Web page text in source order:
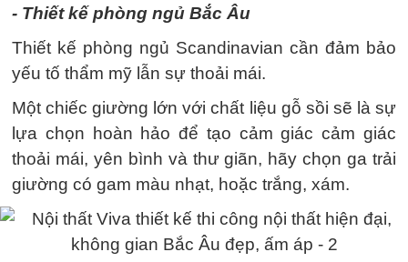
- Thiết kế phòng ngủ Bắc Âu
Thiết kế phòng ngủ Scandinavian cần đảm bảo
yếu tố thẩm mỹ lẫn sự thoải mái.
Một chiếc giường lớn với chất liệu gỗ sồi sẽ là sự
lựa chọn hoàn hảo để tạo cảm giác cảm giác
thoải mái, yên bình và thư giãn, hãy chọn ga trải
giường có gam màu nhạt, hoặc trắng, xám.